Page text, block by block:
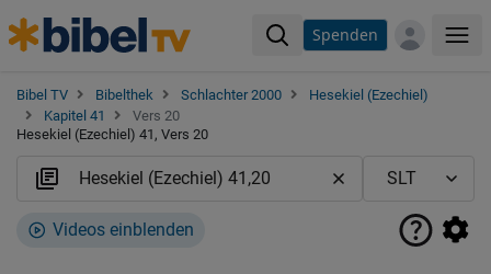
Spenden
Bibel TV Bibelthek Schlachter 2000
Hesekiel (Ezechiel)
Kapitel 41
Vers 20
Hesekiel (Ezechiel) 41, Vers 20
Videos einblenden